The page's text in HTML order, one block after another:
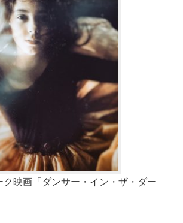
ク映画「ダンサー・イン・ザ・ダー